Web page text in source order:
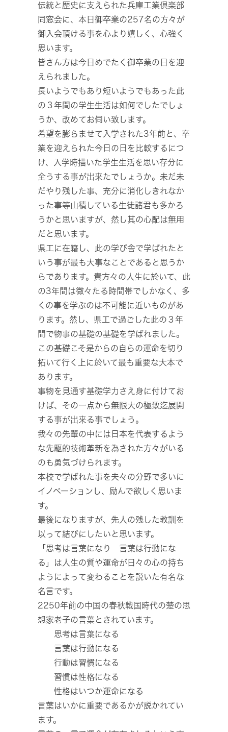
伝統と歴史に支えられた兵庫工業倶楽部
同窓会に、本日御卒業の257名の方々が
御入会頂ける事を心より嬉しく、心強く
思います。
皆さん方は今日めでたく御卒業の日を迎
えられました。
長いようでもあり短いようでもあった此
の３年間の学生生活は如何でしたでしょ
うか、改めてお伺い致します。
希望を膨らませて入学された3年前と、卒
業を迎えられた今日の日を比較するにつ
け、入学時描いた学生生活を思い存分に
全うする事が出来たでしょうか。未だ未
だやり残した事、充分に消化しきれなか
った事等山積している生徒諸君も多かろ
うかと思いますが、然し其の心配は無用
だと思います。
県工に在籍し、此の学び舎で学ばれたと
いう事が最も大事なことであると思うか
らであります。貴方々の人生に於いて、此
の3年間は微々たる時間帯でしかなく、多
くの事を学ぶのは不可能に近いものがあ
ります。然し、県工で過ごした此の３年
間で物事の基礎の基礎を学ばれました。
この基礎こそ是からの自らの運命を切り
拓いて行く上に於いて最も重要な大本で
あります。
事物を見通す基礎学力さえ身に付けてお
けば、その一点から無限大の極致迄展開
する事が出来る事でしょう。
我々の先輩の中には日本を代表するよう
な先駆的技術革新を為された方々がいる
のも勇気づけられます。
本校で学ばれた事を夫々の分野で多いに
イノベーションし、励んで欲しく思いま
す。
最後になりますが、先人の残した教訓を
以って結びにしたいと思います。
「思考は言葉になり 言葉は行動にな
る」は人生の質や運命が日々の心の持ち
ようによって変わることを説いた有名な
名言です。
2250年前の中国の春秋戦国時代の楚の思
想家老子の言葉とされています。
思考は言葉になる
言葉は行動になる
行動は習慣になる
習慣は性格になる
性格はいつか運命になる
言葉はいかに重要であるかが説かれてい
ます。